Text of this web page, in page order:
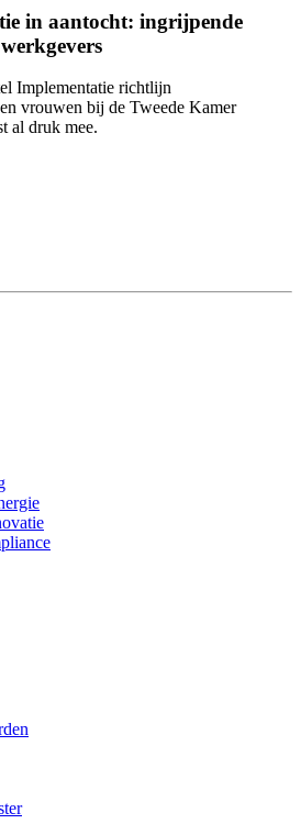
in aantocht: ingrijpende
Implementatie richtlijn
vrouwen bij de Tweede Kamer
al druk mee.